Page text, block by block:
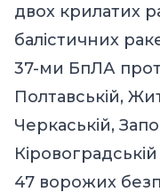
двох крилатих
балістичних
37-ми БпЛА
Полтавській,
Черкаській,
47 ворожих